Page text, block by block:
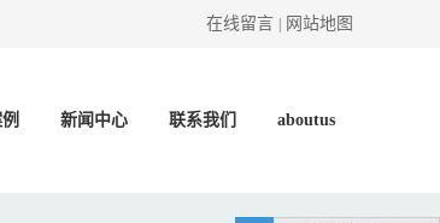
在线留言 网站地图
新闻中心 联系我们 aboutus